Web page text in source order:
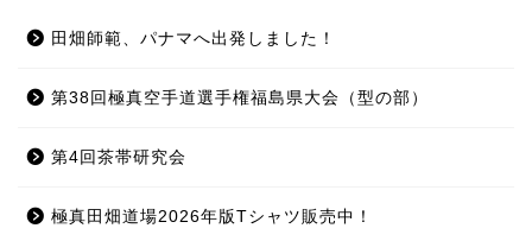
田畑師範、パナマへ出発しました！
第38回極真空手道選手権福島県大会（型の部）
第4回茶帯研究会
極真田畑道場2026年版Tシャツ販売中！